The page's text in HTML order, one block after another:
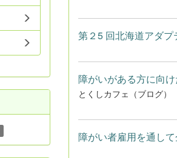
第２5 回北海道アダ
障がいがある方に向
とくしカフェ（ブログ）
障がい者雇用を通し